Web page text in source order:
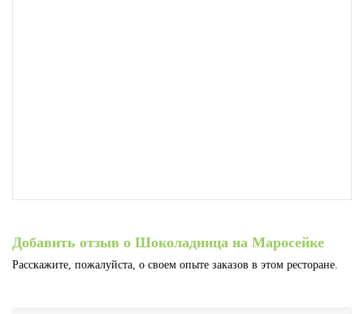
Добавить отзыв о Шоколадница на Маросейке
Расскажите, пожалуйста, о своем опыте заказов в этом ресторане.